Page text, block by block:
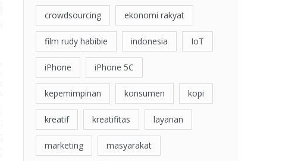
crowdsourcing ekonomi rakyat
film rudy habibie indonesia IoT
iPhone iPhone 5C
kepemimpinan konsumen kopi
kreatif kreatifitas layanan
marketing masyarakat